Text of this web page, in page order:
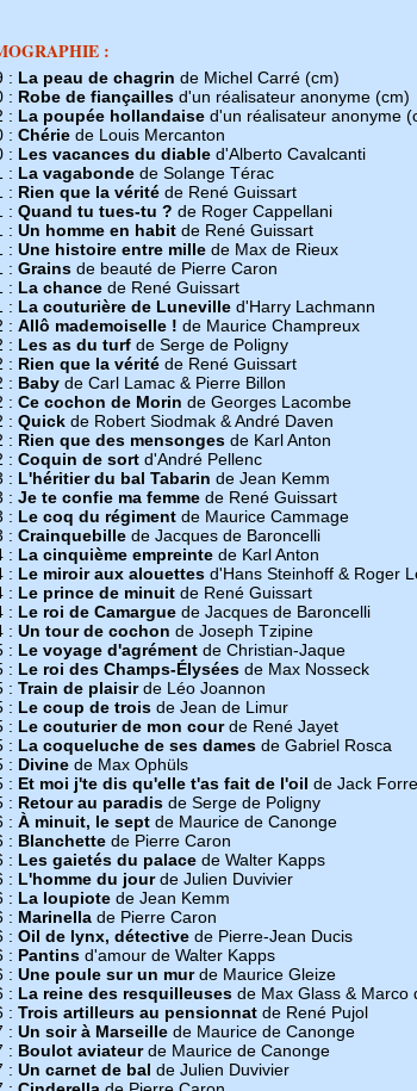
:
: La peau de chagrin de Michel Carré (cm)
: Robe de fiançailles d'un réalisateur anonyme (cm)
: La poupée hollandaise d'un réalisateur anonyme
: Chérie de Louis Mercanton
: Les vacances du diable d'Alberto Cavalcanti
: La vagabonde de Solange Térac
: Rien que la vérité de René Guissart
: Quand tu tues-tu ? de Roger Cappellani
: Un homme en habit de René Guissart
: Une histoire entre mille de Max de Rieux
: Grains de beauté de Pierre Caron
: La chance de René Guissart
: La couturière de Luneville d'Harry Lachmann
: Allô mademoiselle ! de Maurice Champreux
: Les as du turf de Serge de Poligny
: Rien que la vérité de René Guissart
: Baby de Carl Lamac & Pierre Billon
: Ce cochon de Morin de Georges Lacombe
: Quick de Robert Siodmak & André Daven
: Rien que des mensonges de Karl Anton
: Coquin de sort d'André Pellenc
: L'héritier du bal Tabarin de Jean Kemm
: Je te confie ma femme de René Guissart
: Le coq du régiment de Maurice Cammage
: Crainquebille de Jacques de Baroncelli
: La cinquième empreinte de Karl Anton
: Le miroir aux alouettes d'Hans Steinhoff & Roger
: Le prince de minuit de René Guissart
: Le roi de Camargue de Jacques de Baroncelli
: Un tour de cochon de Joseph Tzipine
: Le voyage d'agrément de Christian-Jaque
: Le roi des Champs-Élysées de Max Nosseck
: Train de plaisirde Léo Joannon
: Le coup de trois de Jean de Limur
: Le couturier de mon courde René Jayet
: La coqueluche de ses dames de Gabriel Rosca
: Divine de Max Ophüls
: Et moi j'te dis qu'elle t'as fait de l'oil de Jack
: Retour au paradis de Serge de Poligny
: À minuit, le sept de Maurice de Canonge
: Blanchette de Pierre Caron
: Les gaietés du palace de Walter Kapps
: L'homme du jourde Julien Duvivier
: La loupiote de Jean Kemm
: Marinella de Pierre Caron
: Oil de lynx, détective de Pierre-Jean Ducis
: Pantins d'amour de Walter Kapps
: Une poule sur un murde Maurice Gleize
: La reine des resquilleuses de Max Glass & Marco
: Trois artilleurs au pensionnat de René Pujol
: Un soir à Marseille de Maurice de Canonge
: Boulot aviateurde Maurice de Canonge
: Un carnet de bal de Julien Duvivier